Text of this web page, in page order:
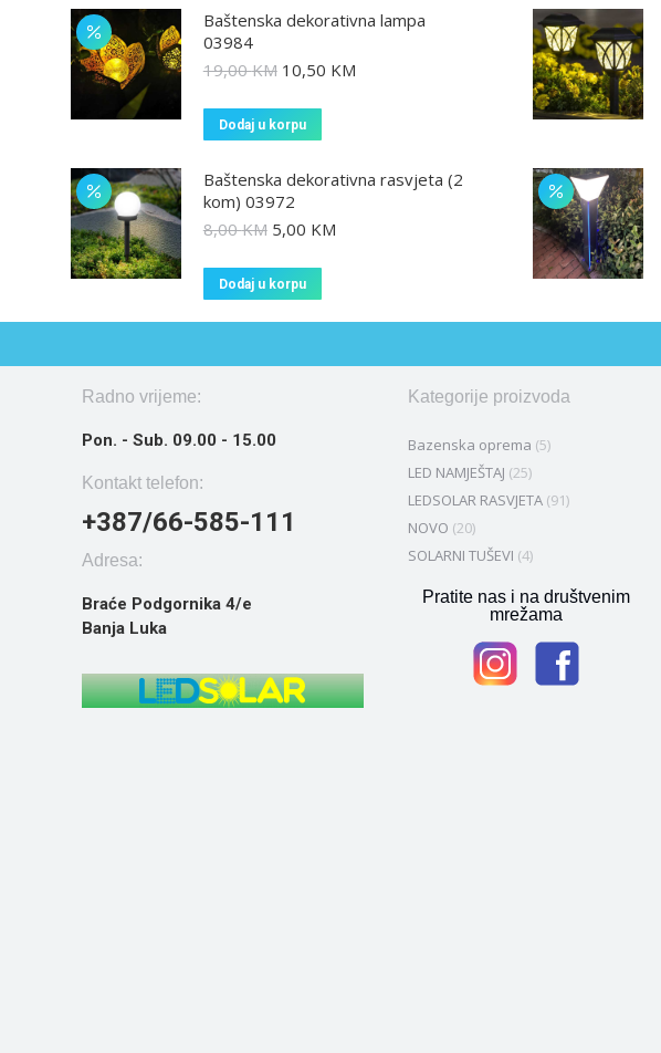
Baštenska dekorativna lampa
03984
19,00KM 10,50 KM
Dodaj u korpu
Baštenska dekorativna rasvjeta (2
kom) 03972
8,00KM 5,00 KM
Dodaj u korpu
Radno vrijeme:
Pon. - Sub. 09.00 - 15.00
Kontakt telefon:
+387/66-585-111
Adresa:
Braće Podgornika 4/e
Banja Luka
Kategorije proizvoda
Bazenska oprema (5)
LED NAMJEŠTAJ (25)
LEDSOLAR RASVJETA (91)
NOVO (20)
SOLARNI TUŠEVI (4)
Pratite nas i na društvenim
mrežama